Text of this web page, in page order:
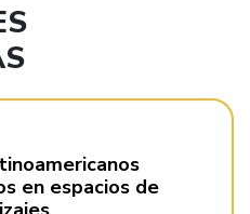
en espacios de